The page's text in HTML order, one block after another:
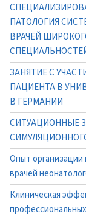
ПАТОЛОГИЯ
ВРАЧЕЙ
ЗАНЯТИЕ С
ПАЦИЕНТА В
В ГЕРМАНИИ
СИТУАЦИОННЫЕ
Опыт организации
врачей
Клиническая